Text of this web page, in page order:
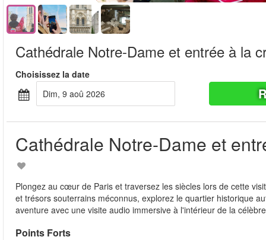
Cathédrale Notre-Dame et entrée à la
Choisissez la date
dim, 9 aoû 2026
Cathédrale Notre-Dame et
Plongez au cœur de Paris et traversez les siècles lors de cette
et trésors souterrains méconnus, explorez le quartier historique
aventure avec une visite audio immersive à l'intérieur de la
Points Forts